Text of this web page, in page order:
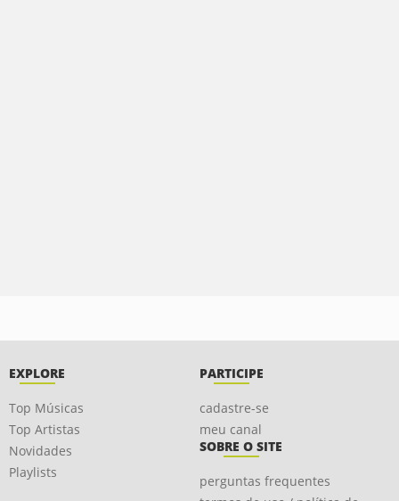
EXPLORE
Top Músicas
Top Artistas
Novidades
Playlists
PARTICIPE
cadastre-se
meu canal
SOBRE O SITE
perguntas frequentes